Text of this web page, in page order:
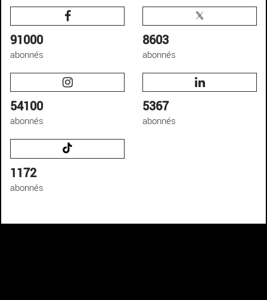
91000
abonnés
8603
abonnés
54100
abonnés
5367
abonnés
1172
abonnés